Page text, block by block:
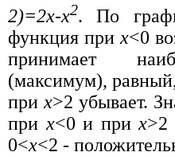
2)=2x-x2. По
функция при х<0
принимает
(максимум),
при x>2 убывает.
при х<0 и прих>2
0<х<2 -